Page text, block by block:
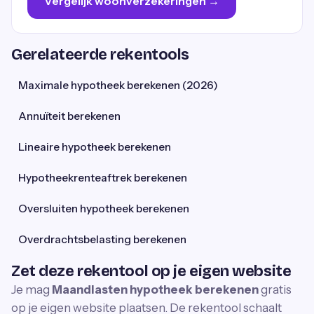
Gerelateerde rekentools
Maximale hypotheek berekenen (2026)
Annuïteit berekenen
Lineaire hypotheek berekenen
Hypotheekrenteaftrek berekenen
Oversluiten hypotheek berekenen
Overdrachtsbelasting berekenen
Zet deze rekentool op je eigen website
Je mag Maandlasten hypotheek berekenengratis
op je eigen website plaatsen. De rekentool schaalt